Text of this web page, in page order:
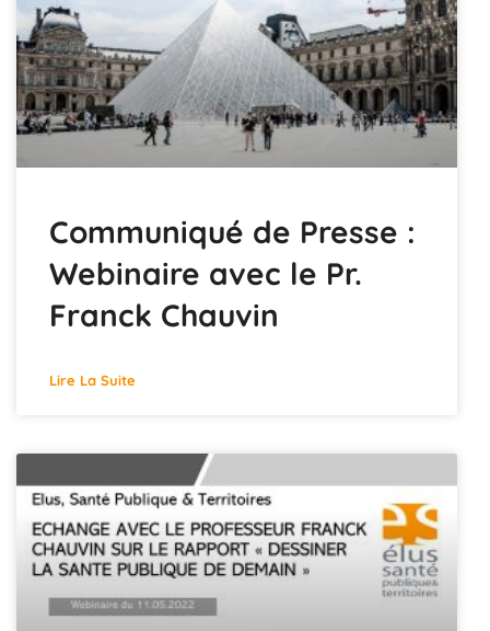
Communiqué de Presse :
Webinaire avec le Pr.
Franck Chauvin
Lire La Suite